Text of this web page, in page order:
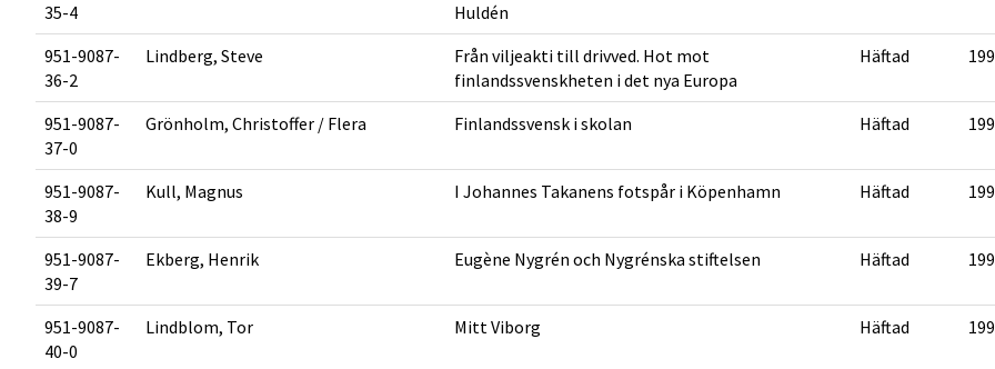
35-4
Huldén
951-9087-
36-2
Lindberg, Steve
Från viljeakti till drivved. Hot mot
finlandssvenskheten i det nya Europa
Häftad
951-9087-
37-0
Grönholm, Christoffer / Flera Finlandssvensk i skolan Häftad
951-9087-
38-9
Kull, Magnus I Johannes Takanens fotspår i Köpenhamn Häftad
951-9087-
39-7
Ekberg, Henrik Eugène Nygrén och Nygrénska stiftelsen Häftad
951-9087-
40-0
Lindblom, Tor Mitt Viborg Häftad